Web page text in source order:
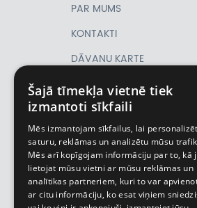
PAR MUMS
KONTAKTI
DĀVANU KARTE
PIRMSLĪGUMA
INFORMĀCIJA, KLIENTA
LĪGUMS,
CEĻOJUMU
APDROŠINĀŠANA
Šajā tīmekļa vietnē tiek
izmantoti sīkfaili
Mēs izmantojam sīkfailus, lai
saturu, reklāmas un analizētu mūsu
Mēs arī kopīgojam informāciju par to, kā
lietojat mūsu vietni ar mūsu reklāmas un
analītikas partneriem, kuri to var
ar citu informāciju, ko esat viņiem